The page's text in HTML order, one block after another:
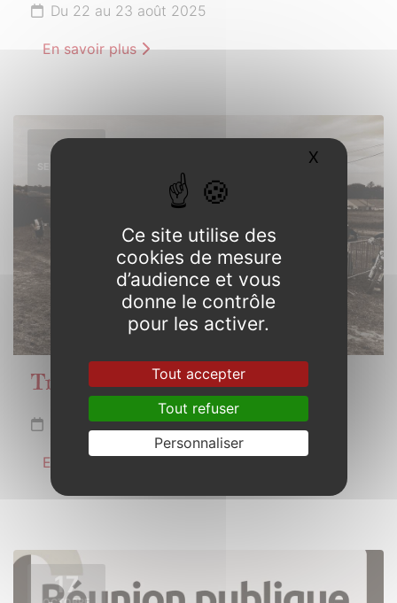
Du 22 au 23 août 2025
En savoir plus
14
Trophée de Bretagne Motocross
Dimanche 14 septembre 2025
En savoir plus
17
Ce site utilise des
cookies de mesure
d’audience et vous
donne le contrôle
pour les activer.
Tout accepter
Tout refuser
Personnaliser
X Masquer